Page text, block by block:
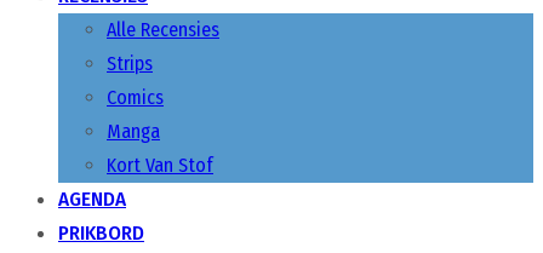
Alle Recensies
Strips
Comics
Manga
Kort Van Stof
AGENDA
PRIKBORD